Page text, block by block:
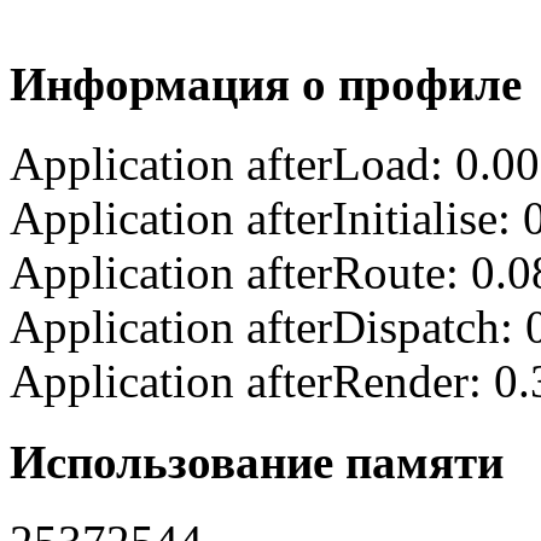
Информация о профиле
Application afterLoad:
Application afterInitialise:
Application afterRoute:
Application afterDispatch:
Application afterRender:
Использование памяти